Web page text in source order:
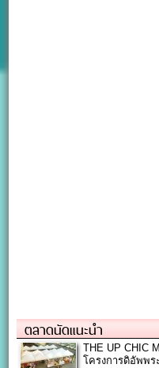
ตลาดนัดแนะนำ
THE UP CHIC
โครงการดิอัพพร